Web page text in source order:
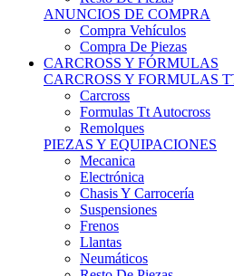
Compra Vehículos
Compra De Piezas
CARCROSS Y FÓRMULAS
CARCROSS Y FORMULAS TT
Carcross
Formulas Tt Autocross
Remolques
PIEZAS Y EQUIPACIONES
Mecanica
Electrónica
Chasis Y Carrocería
Suspensiones
Frenos
Llantas
Neumáticos
Resto De Piezas
Equipación Piloto